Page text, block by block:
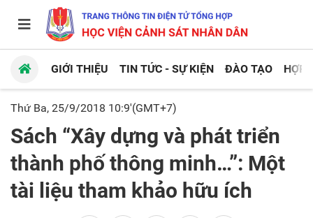
GIỚI THIỆU TIN TỨC - SỰ KIỆN ĐÀO TẠO HỢP
Thứ Ba, 25/9/2018 10:9'(GMT+7)
Sách “Xây dựng và phát triển
thành phố thông minh…”: Một
tài liệu tham khảo hữu ích